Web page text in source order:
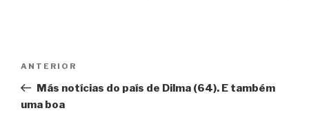
Post
Anterior
ANTERIOR
Más notícias do país de Dilma (64). E também
uma boa